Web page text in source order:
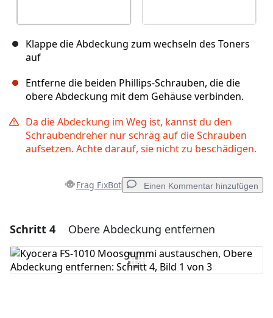
Klappe die Abdeckung zum wechseln des Toners
auf
Entferne die beiden Phillips-Schrauben, die die
obere Abdeckung mit dem Gehäuse verbinden.
Da die Abdeckung im Weg ist, kannst du den
Schraubendreher nur schräg auf die Schrauben
aufsetzen. Achte darauf, sie nicht zu beschädigen.
Frag FixBot Einen Kommentar hinzufügen
Einen Kommentar hinzufügen
Kommentar hinzufügen
Schritt 4 Obere Abdeckung entfernen